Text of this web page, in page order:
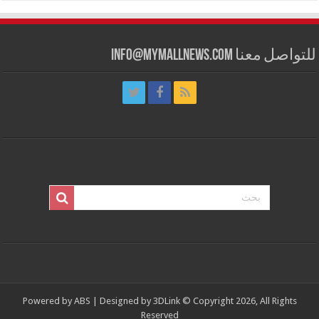
للتواصل معنا info@mymallnews.com
Powered by ABS | Designed by 3DLink© Copyright 2026, All Rights
Reserved